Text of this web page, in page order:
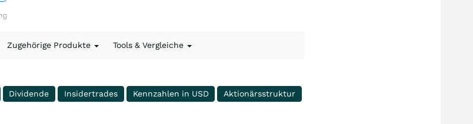
Zugehörige Produkte Tools & Vergleiche
Dividende Insidertrades Kennzahlen in USD Aktionärsstruktur